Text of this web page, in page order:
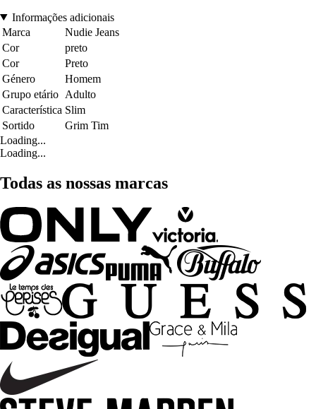
Informações adicionais
Marca
Nudie Jeans
Cor
preto
Cor
Preto
Género
Homem
Grupo etário Adulto
Característica Slim
Sortido
Grim Tim
Loading...
Loading...
Todas as nossas marcas